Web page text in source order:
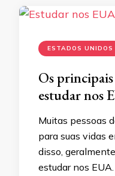
ESTADOS UNIDOS
Os
estudar nos
Muitas pessoas
para suas vidas
disso,
estudar nos